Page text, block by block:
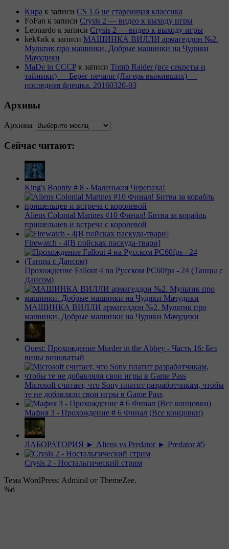
Кира к записи CS 1.6 не стареющая классика
FoFan к записи Crysis 2 — видео к выходу игры
Leonardo к записи Crysis 2 — видео к выходу игры
kek¢иk к записи МАШИНКА ВИЛЛИ армагеддон №2.
Мультик про машинки. Добрые машинки на Чудики
Мачудики
MaDe in CCCP к записи Tomb Raider (все секреты и
тайники) — Берег печали (Лагерь выживших) —
последняя флешка. 20160320-03
Архивы
Архивы
Сейчас читают:
King's Bounty # 8 - Маленькая Черепаха!
Aliens Colonial Marines #10 Финал! Битва за корабль
пришельцев и встреча с королевой
Firewatch - 4[В пойсках паскуда-твари]
Прохождение Fallout 4 на Русском PС60fps - 24 (Танцы с
Дансом)
МАШИНКА ВИЛЛИ армагеддон №2. Мультик про
машинки. Добрые машинки на Чудики Мачудики
Quest: Прохождение Murder in the Abbey - Часть 16: Без
вины виноватый
Microsoft считает, что Sony платит разработчикам, чтобы
те не добавляли свои игры в Game Pass
Мафия 3 - Прохождение # 6 Финал (Все концовки)
ЛАБОРАТОРИЯ ► Aliens vs Predator ► Predator #5
Crysis 2 - Ностальгический стрим
Тема WordPress: Admiral от ThemeZee.
%d